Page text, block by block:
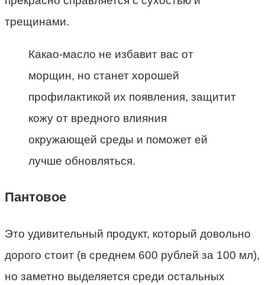
трещинами.
Какао-масло не избавит вас от
морщин, но станет хорошей
профилактикой их появления, защитит
кожу от вредного влияния
окружающей среды и поможет ей
лучше обновляться.
Пантовое
Это удивительный продукт, который довольно
дорого стоит (в среднем 600 рублей за 100 мл),
но заметно выделяется среди остальных